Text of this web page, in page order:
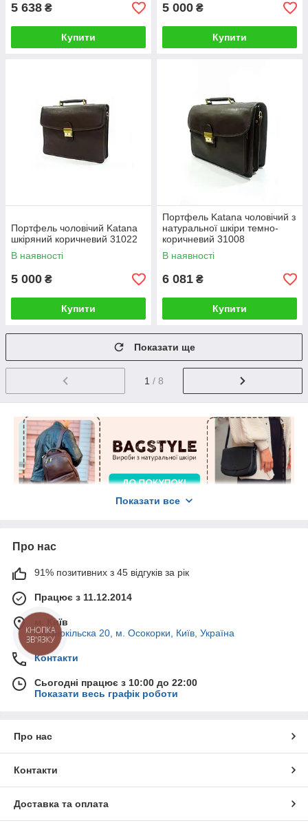
5 638 ₴
Купити
5 000 ₴
Купити
Портфель чоловічий Katana
шкіряний коричневий 31022
В наявності
5 000 ₴
Купити
Портфель Katana чоловічий з
натуральної шкіри темно-
коричневий 31008
В наявності
6 081 ₴
Купити
Показати ще
1 / 8
Показати все
Про нас
91% позитивних з 45 відгуків за рік
Працює з 11.12.2014
м. Київ
Срібнокільска 20, м. Осокорки, Київ, Україна
Контакти
Сьогодні працює з 10:00 до 22:00
Показати весь графік роботи
Про нас
Контакти
Доставка та оплата